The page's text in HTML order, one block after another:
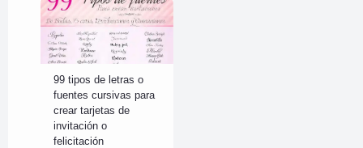
99 tipos de letras o
fuentes cursivas para
crear tarjetas de
invitación o
felicitación